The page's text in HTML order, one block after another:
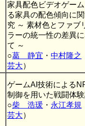
家具配色ビデオゲー
る家具の配色傾向に
究 ～ 素材色とファブ
ラーの統一性の差異
て ～
○葛 静宜 ・ 中村隆之
芸大）
ゲームAI技術による
制御を用いた戦闘体
○柴 浩瑗 ・ 永江孝規
芸大）